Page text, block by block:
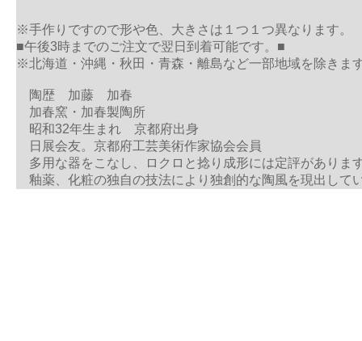
※手作りですので形や色、大きさは１つ１つ異なります。
■午後3時までのご注文で翌日到着可能です。■
※北海道・沖縄・秋田・青森・離島など一部地域を除きま
陶歴 加藤 加春
加春窯・加春製陶所
昭和32年生まれ 京都府出身
日展会友。京都府工芸美術作家協会会員
多用な器をこなし、ロクロと捻り成形には定評がありま
釉薬、化粧の独自の技法により独創的な陶風を現出して